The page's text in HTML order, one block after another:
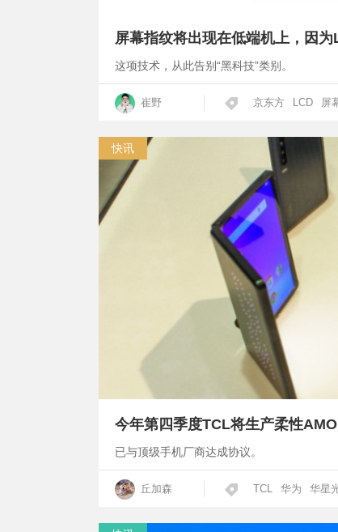
屏幕指纹将出现在低端机上，因为
这项技术，从此告别“黑科技”类别。
崔野 京东方 LCD 屏
快讯
今年第四季度TCL将生产柔性
已与顶级手机厂商达成协议。
丘加森 TCL 华为 华星